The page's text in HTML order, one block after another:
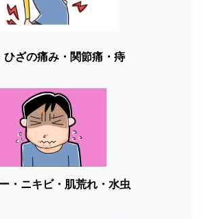
ひざの痛み・関節痛・痔
・ニキビ・肌荒れ・水虫